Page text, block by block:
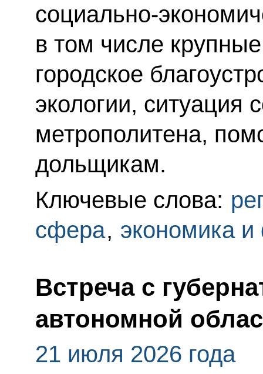
социально-
в том числе
городское
экологии, ситуация
метрополитена,
дольщикам.
Ключевые слова:
сфера, экономика
Встреча с
автономной
21 июля 2026 года